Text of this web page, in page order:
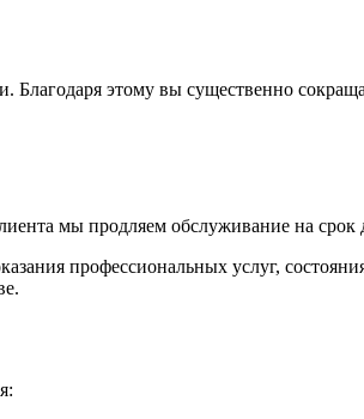
Благодаря этому вы существенно
мы продляем обслуживание на срок
профессиональных услуг,